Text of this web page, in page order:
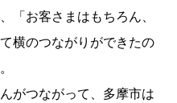
「お客さまはもちろん、
横のつながりができたの
がつながって、多摩市は